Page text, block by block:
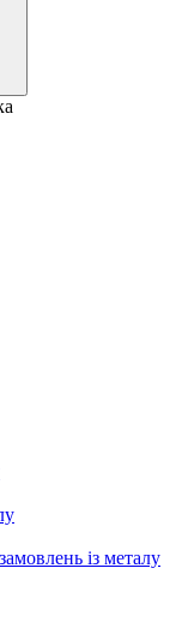
із металу